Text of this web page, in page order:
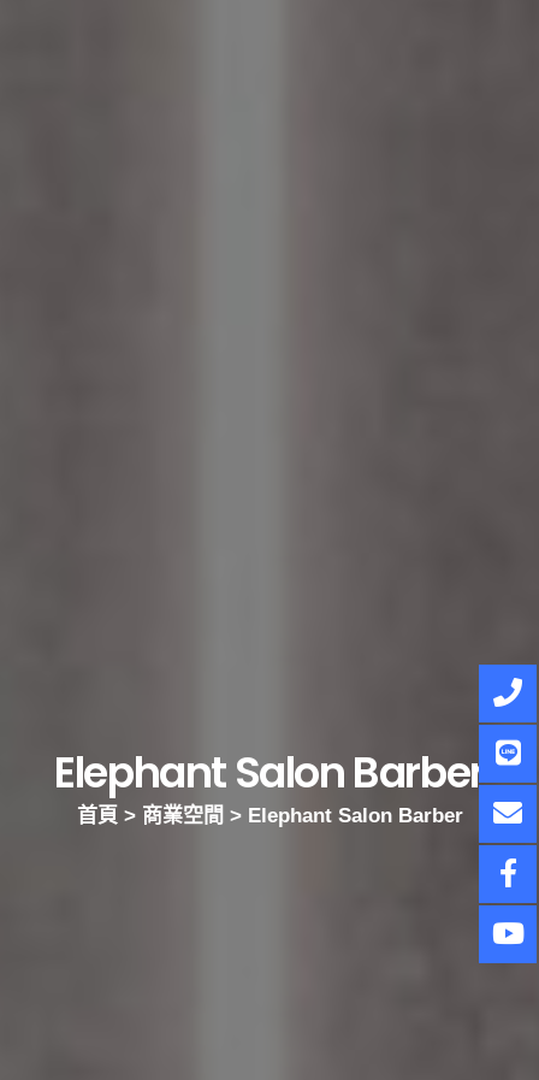
Elephant Salon Barber
首頁 > 商業空間 > Elephant Salon Barber